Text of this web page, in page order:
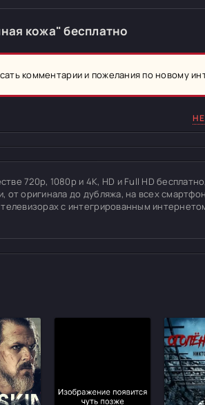
кожа" бесплатно
комментарии и пожелания по новому
720p, 1080p и 4K, HD и Full HD
от оригинала до дубляжа, на всех
с интегрированным